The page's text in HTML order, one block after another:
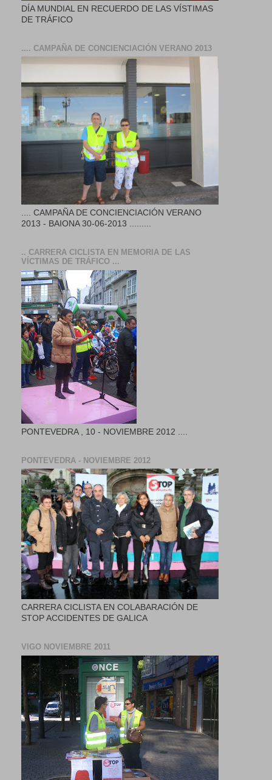
DÍA MUNDIAL EN RECUERDO DE LAS VÍSTIMAS
DE TRÁFICO
.... CAMPAÑA DE CONCIENCIACIÓN VERANO 2013
.... CAMPAÑA DE CONCIENCIACIÓN VERANO
2013 - BAIONA 30-06-2013 .........
.. CARRERA CICLISTA EN MEMORIA DE LAS
VÍCTIMAS DE TRÁFICO ...
PONTEVEDRA , 10 - NOVIEMBRE 2012 ....
PONTEVEDRA - NOVIEMBRE 2012
CARRERA CICLISTA EN COLABARACIÓN DE
STOP ACCIDENTES DE GALICA
VIGO NOVIEMBRE 2011